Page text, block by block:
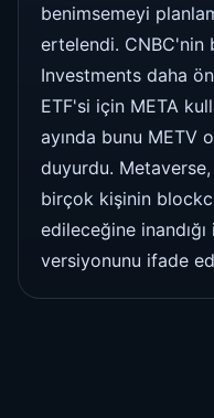
benimsemeyi
ertelendi.
Investments daha
ETF'si için META
ayında bunu METV
duyurdu.
birçok kişinin
edileceğine
versiyonunu ifade